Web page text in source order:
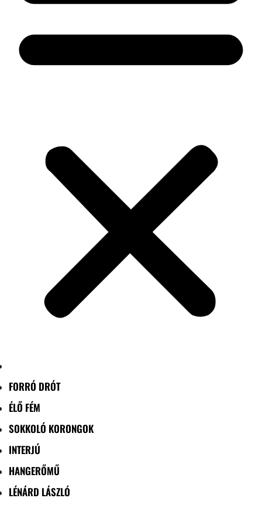
FORRÓ DRÓT
ÉLŐ FÉM
SOKKOLÓ KORONGOK
INTERJÚ
HANGERŐMŰ
LÉNÁRD LÁSZLÓ